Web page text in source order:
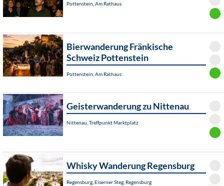
Pottenstein, Am Rathaus
Bierwanderung Fränkische
Schweiz Pottenstein
Pottenstein, Am Rathaus
Geisterwanderung zu Nittenau
Nittenau, Treffpunkt Marktplatz
Whisky Wanderung Regensburg
Regensburg, Eiserner Steg, Regensburg